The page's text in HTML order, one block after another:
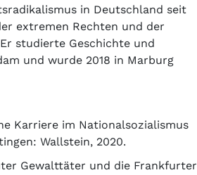
in Deutschland seit
extremen Rechten und der
studierte Geschichte und
und wurde 2018 in Marburg
Karriere im Nationalsozialismus
Wallstein, 2020.
Gewalttäter und die Frankfurter